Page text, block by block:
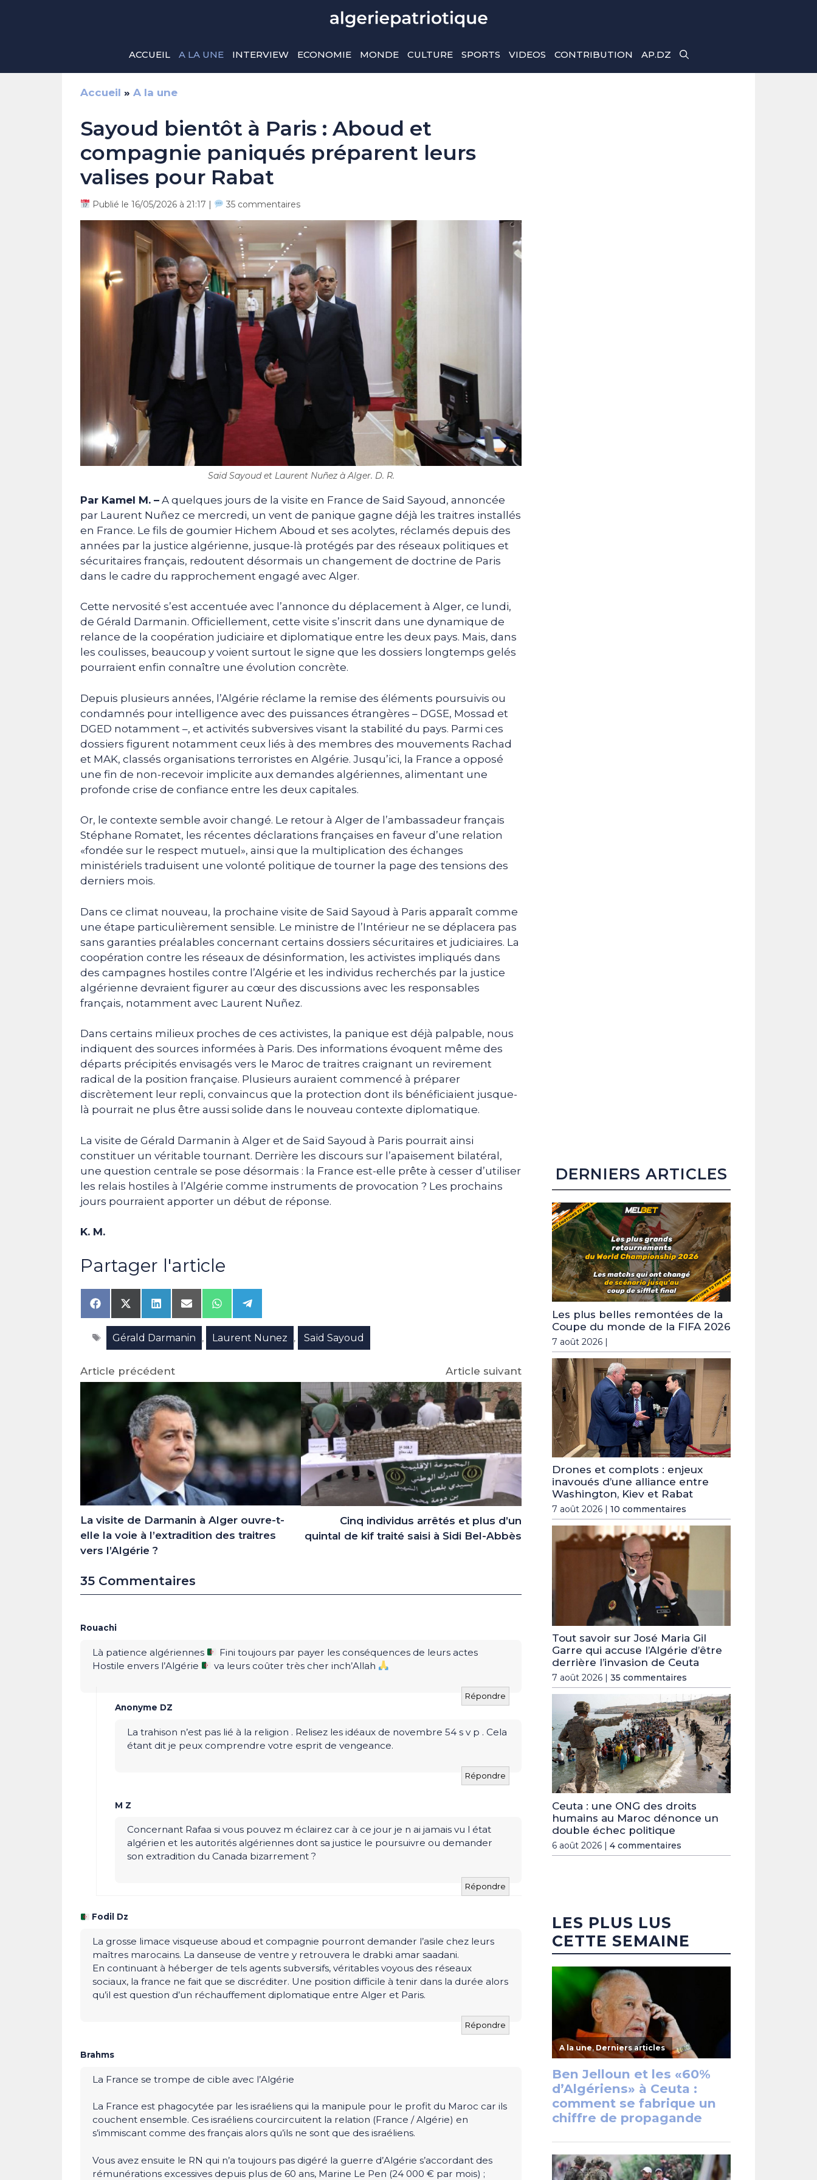
ACCUEIL A LA UNE INTERVIEW ECONOMIE MONDE CULTURE SPORTS VIDEOS CONTRIBUTION AP.DZ
Accueil » A la une
Sayoud bientôt à Paris : Aboud et
compagnie paniqués préparent leurs
valises pour Rabat
Publié le 16/05/2026 à 21:17 | 35 commentaires
Saïd Sayoud et Laurent Nuñez à Alger. D. R.
Par Kamel M. – A quelques jours de la visite en France de Saïd Sayoud, annoncée
par Laurent Nuñez ce mercredi, un vent de panique gagne déjà les traitres installés
en France. Le fils de goumier Hichem Aboud et ses acolytes, réclamés depuis des
années par la justice algérienne, jusque-là protégés par des réseaux politiques et
sécuritaires français, redoutent désormais un changement de doctrine de Paris
dans le cadre du rapprochement engagé avec Alger.
Cette nervosité s’est accentuée avec l’annonce du déplacement à Alger, ce lundi,
de Gérald Darmanin. Officiellement, cette visite s’inscrit dans une dynamique de
relance de la coopération judiciaire et diplomatique entre les deux pays. Mais, dans
les coulisses, beaucoup y voient surtout le signe que les dossiers longtemps gelés
pourraient enfin connaître une évolution concrète.
Depuis plusieurs années, l’Algérie réclame la remise des éléments poursuivis ou
condamnés pour intelligence avec des puissances étrangères – DGSE, Mossad et
DGED notamment –, et activités subversives visant la stabilité du pays. Parmi ces
dossiers figurent notamment ceux liés à des membres des mouvements Rachad
et MAK, classés organisations terroristes en Algérie. Jusqu’ici, la France a opposé
une fin de non-recevoir implicite aux demandes algériennes, alimentant une
profonde crise de confiance entre les deux capitales.
Or, le contexte semble avoir changé. Le retour à Alger de l’ambassadeur français
Stéphane Romatet, les récentes déclarations françaises en faveur d’une relation
«fondée sur le respect mutuel», ainsi que la multiplication des échanges
ministériels traduisent une volonté politique de tourner la page des tensions des
derniers mois.
Dans ce climat nouveau, la prochaine visite de Saïd Sayoud à Paris apparaît comme
une étape particulièrement sensible. Le ministre de l’Intérieur ne se déplacera pas
sans garanties préalables concernant certains dossiers sécuritaires et judiciaires. La
coopération contre les réseaux de désinformation, les activistes impliqués dans
des campagnes hostiles contre l’Algérie et les individus recherchés par la justice
algérienne devraient figurer au cœur des discussions avec les responsables
français, notamment avec Laurent Nuñez.
Dans certains milieux proches de ces activistes, la panique est déjà palpable, nous
indiquent des sources informées à Paris. Des informations évoquent même des
départs précipités envisagés vers le Maroc de traitres craignant un revirement
radical de la position française. Plusieurs auraient commencé à préparer
discrètement leur repli, convaincus que la protection dont ils bénéficiaient jusque-
là pourrait ne plus être aussi solide dans le nouveau contexte diplomatique.
La visite de Gérald Darmanin à Alger et de Saïd Sayoud à Paris pourrait ainsi
constituer un véritable tournant. Derrière les discours sur l’apaisement bilatéral,
une question centrale se pose désormais : la France est-elle prête à cesser d’utiliser
les relais hostiles à l’Algérie comme instruments de provocation ? Les prochains
jours pourraient apporter un début de réponse.
K. M.
Partager l'article
Share
on
Facebook
Share
on
X
(Twitter)
Share
on
LinkedIn
Share
on
Email
Share
on
WhatsApp
Share
on
Telegram
Étiquettes
Gérald Darmanin , Laurent Nunez , Saïd Sayoud
Article précédent
La visite de Darmanin à Alger ouvre-t-
elle la voie à l’extradition des traitres
vers l’Algérie ?
Article suivant
Cinq individus arrêtés et plus d’un
quintal de kif traité saisi à Sidi Bel-Abbès
35 Commentaires
Rouachi
Là patience algériennes
Fini toujours par payer les conséquences de leurs actes
Hostile envers l’Algérie
va leurs coûter très cher inch’Allah
Répondre
Anonyme DZ
La trahison n’est pas lié à la religion . Relisez les idéaux de novembre 54 s v p . Cela
étant dit je peux comprendre votre esprit de vengeance.
Répondre
M Z
Concernant Rafaa si vous pouvez m éclairez car à ce jour je n ai jamais vu l état
algérien et les autorités algériennes dont sa justice le poursuivre ou demander
son extradition du Canada bizarrement ?
Répondre
Fodil Dz
La grosse limace visqueuse aboud et compagnie pourront demander l’asile chez leurs
maîtres marocains. La danseuse de ventre y retrouvera le drabki amar saadani.
En continuant à héberger de tels agents subversifs, véritables voyous des réseaux
sociaux, la france ne fait que se discréditer. Une position difficile à tenir dans la durée alors
qu’il est question d’un réchauffement diplomatique entre Alger et Paris.
Répondre
Brahms
La France se trompe de cible avec l’Algérie
La France est phagocytée par les israéliens qui la manipule pour le profit du Maroc car ils
couchent ensemble. Ces israéliens courcircuitent la relation (France / Algérie) en
s’immiscant comme des français alors qu’ils ne sont que des israéliens.
Vous avez ensuite le RN qui n’a toujours pas digéré la guerre d’Algérie s’accordant des
rémunérations excessives depuis plus de 60 ans, Marine Le Pen (24 000 € par mois) ;
DERNIERS ARTICLES
Les plus belles remontées de la
Coupe du monde de la FIFA 2026
7 août 2026 |
Drones et complots : enjeux
inavoués d’une alliance entre
Washington, Kiev et Rabat
7 août 2026 | 10 commentaires
Tout savoir sur José Maria Gil
Garre qui accuse l’Algérie d’être
derrière l’invasion de Ceuta
7 août 2026 | 35 commentaires
Ceuta : une ONG des droits
humains au Maroc dénonce un
double échec politique
6 août 2026 | 4 commentaires
LES PLUS LUS
CETTE SEMAINE